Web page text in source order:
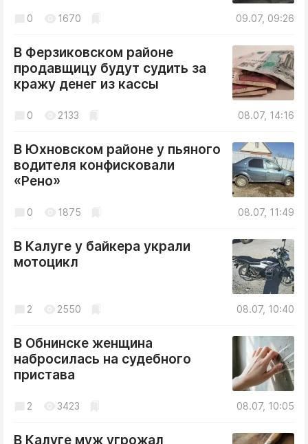
09.07, 09:26
0 1670
В Ферзиковском районе
продавщицу будут судить за
кражу денег из кассы
08.07, 14:16
0 2133
В Юхновском районе у пьяного
водителя конфисковали
«Рено»
08.07, 11:49
0 1875
В Калуге у байкера украли
мотоцикл
08.07, 10:40
2 2550
В Обнинске женщина
набросилась на судебного
пристава
08.07, 10:05
2 3423
В Калуге муж угрожал